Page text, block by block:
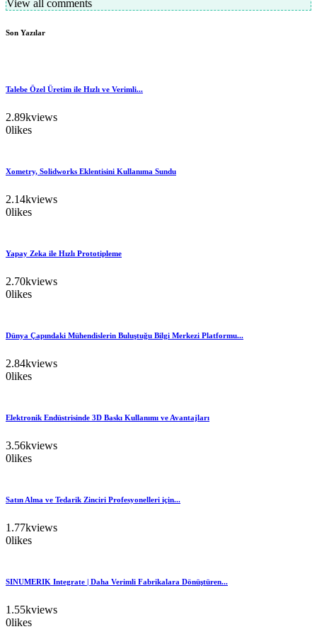
View all comments
Son Yazılar
Talebe Özel Üretim ile Hızlı ve Verimli...
2.89kviews
0likes
Xometry, Solidworks Eklentisini Kullanıma Sundu
2.14kviews
0likes
Yapay Zeka ile Hızlı Prototipleme
2.70kviews
0likes
Dünya Çapındaki Mühendislerin Buluştuğu Bilgi Merkezi Platformu...
2.84kviews
0likes
Elektronik Endüstrisinde 3D Baskı Kullanımı ve Avantajları
3.56kviews
0likes
Satın Alma ve Tedarik Zinciri Profesyonelleri için...
1.77kviews
0likes
SINUMERIK Integrate | Daha Verimli Fabrikalara Dönüştüren...
1.55kviews
0likes